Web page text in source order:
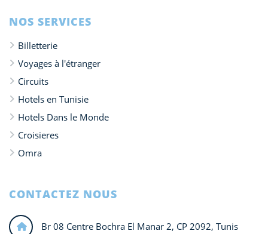
NOS SERVICES
Billetterie
Voyages à l'étranger
Circuits
Hotels en Tunisie
Hotels Dans le Monde
Croisieres
Omra
CONTACTEZ NOUS
Br 08 Centre Bochra El Manar 2, CP 2092, Tunis